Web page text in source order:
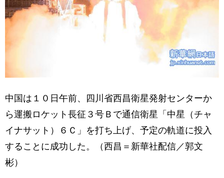
中国は１０日午前、四川省西昌衛星発射センターか
ら運搬ロケット長征３号Ｂで通信衛星「中星（チャ
イナサット）６Ｃ」を打ち上げ、予定の軌道に投入
することに成功した。（西昌＝新華社配信／郭文
彬）